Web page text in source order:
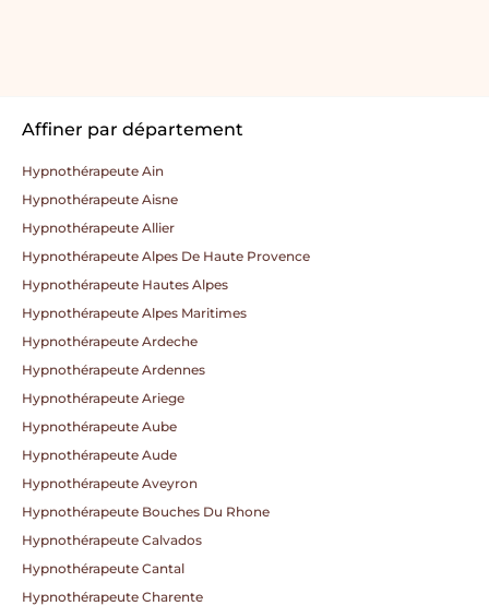
Affiner par département
Hypnothérapeute Ain
Hypnothérapeute Aisne
Hypnothérapeute Allier
Hypnothérapeute Alpes De Haute Provence
Hypnothérapeute Hautes Alpes
Hypnothérapeute Alpes Maritimes
Hypnothérapeute Ardeche
Hypnothérapeute Ardennes
Hypnothérapeute Ariege
Hypnothérapeute Aube
Hypnothérapeute Aude
Hypnothérapeute Aveyron
Hypnothérapeute Bouches Du Rhone
Hypnothérapeute Calvados
Hypnothérapeute Cantal
Hypnothérapeute Charente